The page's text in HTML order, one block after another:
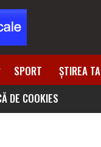
SPORT ȘTIREA TA
DE COOKIES